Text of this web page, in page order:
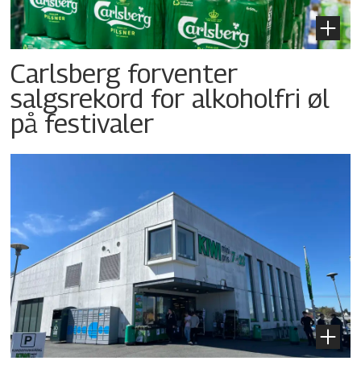
Carlsberg forventer
salgsrekord for alkoholfri øl
på festivaler